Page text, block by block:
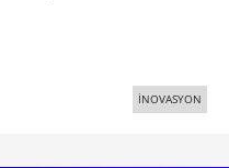
İNOVASYON